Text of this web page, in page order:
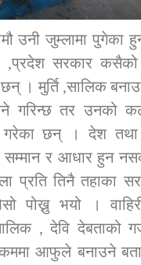
उनी जुम्लामा पुगेका
,प्रदेश सरकार कसैको
। मुर्ति ,सालिक
गरिन्छ तर उनको
गरेका छन् । देश तथा
सम्मान र आधार हुन
प्रति तिनै तहाका
पोख्नु भयो ।
, देवि देबताको
आफुले बनाउने